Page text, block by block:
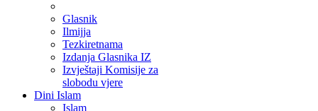
Glasnik
Ilmijja
Tezkiretnama
Izdanja Glasnika IZ
Izvještaji Komisije za
slobodu vjere
Dini Islam
Islam